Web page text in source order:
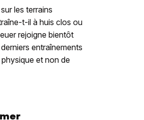
les terrains
t-il à huis clos ou
rejoigne bientôt
entraînements
et non de